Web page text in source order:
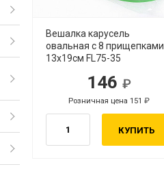
Вешалка карусель
овальная с 8 прищепками
13x19см FL75-35
146
Розничная цена 151
КУПИТЬ
руб.
руб.